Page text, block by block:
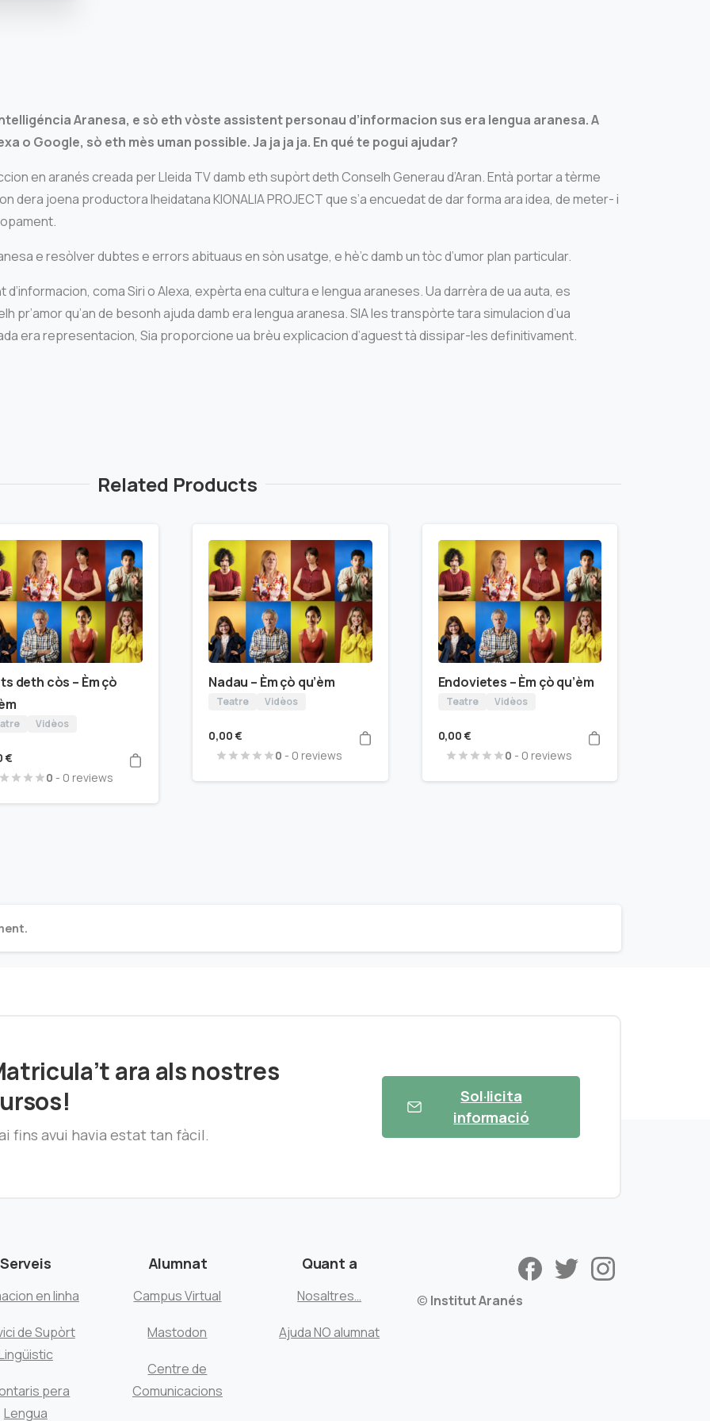
Aranesa, e sò eth vòste assistent personau d’informacion sus era lengua aranesa. A
o Google, sò eth mès uman possible. Ja ja ja ja. En qué te pogui ajudar?
en aranés creada per Lleida TV damb eth supòrt deth Conselh Generau d’Aran. Entà portar a tèrme
joena productora lheidatana KIONALIA PROJECT que s’a encuedat de dar forma ara idea, de meter- i
e resòlver dubtes e errors abituaus en sòn usatge, e hè’c damb un tòc d’umor plan particular.
coma Siri o Alexa, expèrta ena cultura e lengua araneses. Ua darrèra de ua auta, es
pr’amor qu’an de besonh ajuda damb era lengua aranesa. SIA les transpòrte tara simulacion d’ua
era representacion, Sia proporcione ua brèu explicacion d’aguest tà dissipar-les definitivament.
Related Products
deth còs – Èm çò
Vidèos
€
0 - 0 reviews
Nadau – Èm çò qu’èm
Teatre Vidèos
0,00 €
0 - 0 reviews
Endovietes – Èm çò qu’èm
Teatre Vidèos
0,00 €
0 - 0 reviews
ara als nostres
fins avui havia estat tan fàcil.
Sol·licita
informació
Serveis
en linha
de Supòrt
pera
Lengua
Alumnat
Campus Virtual
Mastodon
Centre de
Comunicacions
Quant a
Nosaltres…
Ajuda NO alumnat
© Institut Aranés